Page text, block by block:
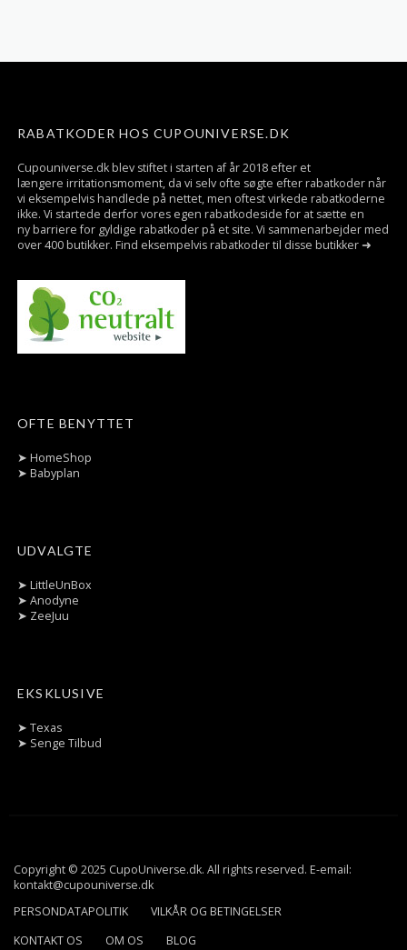
RABATKODER HOS CUPOUNIVERSE.DK
Cupouniverse.dk blev stiftet i starten af år 2018 efter et
længere irritationsmoment, da vi selv ofte søgte efter rabatkoder når
vi eksempelvis handlede på nettet, men oftest virkede rabatkoderne
ikke. Vi startede derfor vores egen rabatkodeside for at sætte en
ny barriere for gyldige rabatkoder på et site. Vi sammenarbejder med
over 400 butikker. Find eksempelvis rabatkoder til disse butikker ➜
OFTE BENYTTET
➤ HomeShop
➤ Babyplan
UDVALGTE
➤ LittleUnBox
➤ Anodyne
➤ ZeeJuu
EKSKLUSIVE
➤ Texas
➤ Senge Tilbud
Copyright © 2025 CupoUniverse.dk. All rights reserved. E-email:
kontakt@cupouniverse.dk
PERSONDATAPOLITIK
VILKÅR OG BETINGELSER
KONTAKT OS
OM OS BLOG